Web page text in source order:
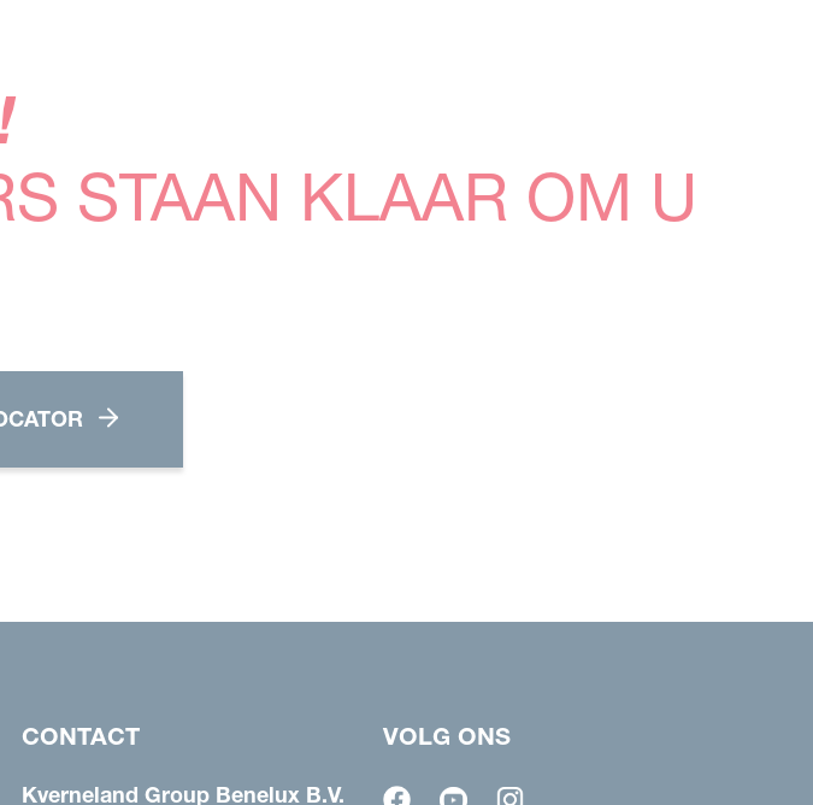
STAAN KLAAR OM U
CONTACT
Kverneland Group Benelux B.V.
VOLG ONS